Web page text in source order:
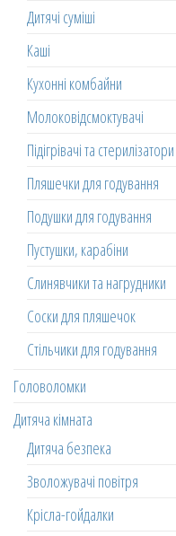
Дитячі суміші
Каші
Кухонні комбайни
Молоковідсмоктувачі
Підігрівачі та стерилізатори
Пляшечки для годування
Подушки для годування
Пустушки, карабіни
Слинявчики та нагрудники
Соски для пляшечок
Стільчики для годування
Головоломки
Дитяча кімната
Дитяча безпека
Зволожувачі повітря
Крісла-гойдалки